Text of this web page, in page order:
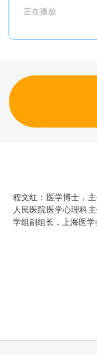
童干预
正在播放
程文红：医学博士，
人民医院医学心理科
学组副组长，上海医